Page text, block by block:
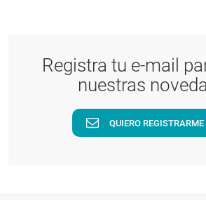
Registra tu e-mail
nuestras
QUIERO REGISTRARME